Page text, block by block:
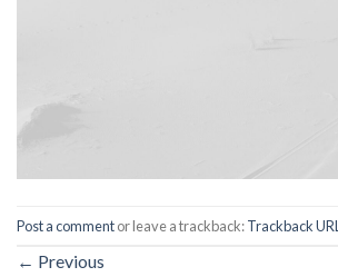
Post a commentor leave a trackback:Trackback URL
← Previous